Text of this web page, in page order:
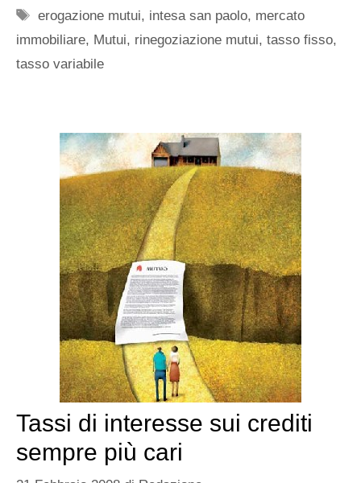
Tag
erogazione mutui, intesa san paolo, mercato
immobiliare, Mutui, rinegoziazione mutui, tasso fisso,
tasso variabile
Tassi di interesse sui crediti
sempre più cari